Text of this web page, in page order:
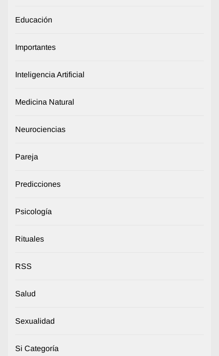
Educación
Importantes
Inteligencia Artificial
Medicina Natural
Neurociencias
Pareja
Predicciones
Psicología
Rituales
RSS
Salud
Sexualidad
Si Categoría